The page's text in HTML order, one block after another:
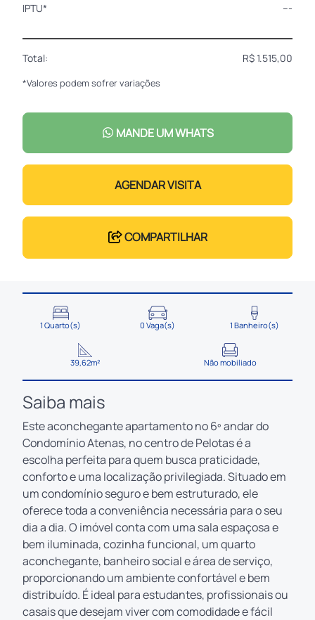
IPTU*
---
Total: R$ 1.515,00
*Valores podem sofrer variações
MANDE UM WHATS
AGENDAR VISITA
COMPARTILHAR
1 Quarto(s) 0 Vaga(s) 1 Banheiro(s)
39,62m² Não mobiliado
Saiba mais
Este aconchegante apartamento no 6º andar do
Condomínio Atenas, no centro de Pelotas é a
escolha perfeita para quem busca praticidade,
conforto e uma localização privilegiada. Situado em
um condomínio seguro e bem estruturado, ele
oferece toda a conveniência necessária para o seu
dia a dia. O imóvel conta com uma sala espaçosa e
bem iluminada, cozinha funcional, um quarto
aconchegante, banheiro social e área de serviço,
proporcionando um ambiente confortável e bem
distribuído. É ideal para estudantes, profissionais ou
casais que desejam viver com comodidade e fácil